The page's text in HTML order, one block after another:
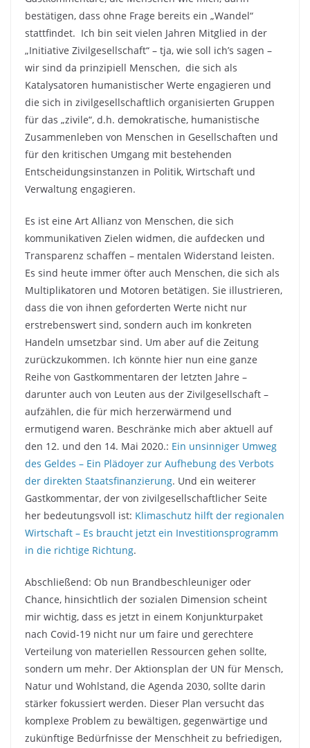
bestätigen, dass ohne Frage bereits ein „Wandel“
stattfindet. Ich bin seit vielen Jahren Mitglied in der
„Initiative Zivilgesellschaft“ – tja, wie soll ich’s sagen –
wir sind da prinzipiell Menschen, die sich als
Katalysatoren humanistischer Werte engagieren und
die sich in zivilgesellschaftlich organisierten Gruppen
für das „zivile“, d.h. demokratische, humanistische
Zusammenleben von Menschen in Gesellschaften und
für den kritischen Umgang mit bestehenden
Entscheidungsinstanzen in Politik, Wirtschaft und
Verwaltung engagieren.
Es ist eine Art Allianz von Menschen, die sich
kommunikativen Zielen widmen, die aufdecken und
Transparenz schaffen – mentalen Widerstand leisten.
Es sind heute immer öfter auch Menschen, die sich als
Multiplikatoren und Motoren betätigen. Sie illustrieren,
dass die von ihnen geforderten Werte nicht nur
erstrebenswert sind, sondern auch im konkreten
Handeln umsetzbar sind. Um aber auf die Zeitung
zurückzukommen. Ich könnte hier nun eine ganze
Reihe von Gastkommentaren der letzten Jahre –
darunter auch von Leuten aus der Zivilgesellschaft –
aufzählen, die für mich herzerwärmend und
ermutigend waren. Beschränke mich aber aktuell auf
den 12. und den 14. Mai 2020.: Ein unsinniger Umweg
des Geldes – Ein Plädoyer zur Aufhebung des Verbots
der direkten Staatsfinanzierung. Und ein weiterer
Gastkommentar, der von zivilgesellschaftlicher Seite
her bedeutungsvoll ist: Klimaschutz hilft der regionalen
Wirtschaft – Es braucht jetzt ein Investitionsprogramm
in die richtige Richtung.
Abschließend: Ob nun Brandbeschleuniger oder
Chance, hinsichtlich der sozialen Dimension scheint
mir wichtig, dass es jetzt in einem Konjunkturpaket
nach Covid-19 nicht nur um faire und gerechtere
Verteilung von materiellen Ressourcen gehen sollte,
sondern um mehr. Der Aktionsplan der UN für Mensch,
Natur und Wohlstand, die Agenda 2030, sollte darin
stärker fokussiert werden. Dieser Plan versucht das
komplexe Problem zu bewältigen, gegenwärtige und
zukünftige Bedürfnisse der Menschheit zu befriedigen,